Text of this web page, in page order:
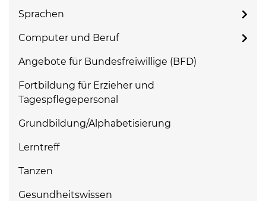
Sprachen
Computer und Beruf
Angebote für Bundesfreiwillige (BFD)
Fortbildung für Erzieher und
Tagespflegepersonal
Grundbildung/Alphabetisierung
Lerntreff
Tanzen
Gesundheitswissen